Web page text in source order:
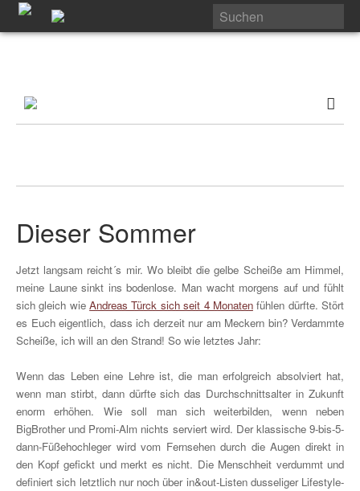
Dieser Sommer
Jetzt langsam reicht´s mir. Wo bleibt die gelbe Scheiße am Himmel,
meine Laune sinkt ins bodenlose. Man wacht morgens auf und fühlt
sich gleich wieAndreas Türck sich seit 4 Monatenfühlen dürfte. Stört
es Euch eigentlich, dass ich derzeit nur am Meckern bin? Verdammte
Scheiße, ich will an den Strand! So wie letztes Jahr:
Wenn das Leben eine Lehre ist, die man erfolgreich absolviert hat,
wenn man stirbt, dann dürfte sich das Durchschnittsalter in Zukunft
enorm erhöhen. Wie soll man sich weiterbilden, wenn neben
BigBrother und Promi-Alm nichts serviert wird. Der klassische 9-bis-5-
dann-Füßehochleger wird vom Fernsehen durch die Augen direkt in
den Kopf gefickt und merkt es nicht. Die Menschheit verdummt und
definiert sich letztlich nur noch über in&out-Listen dusseliger Lifestyle-